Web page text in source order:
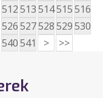
512513514515516
526527528529530
540541 > >>